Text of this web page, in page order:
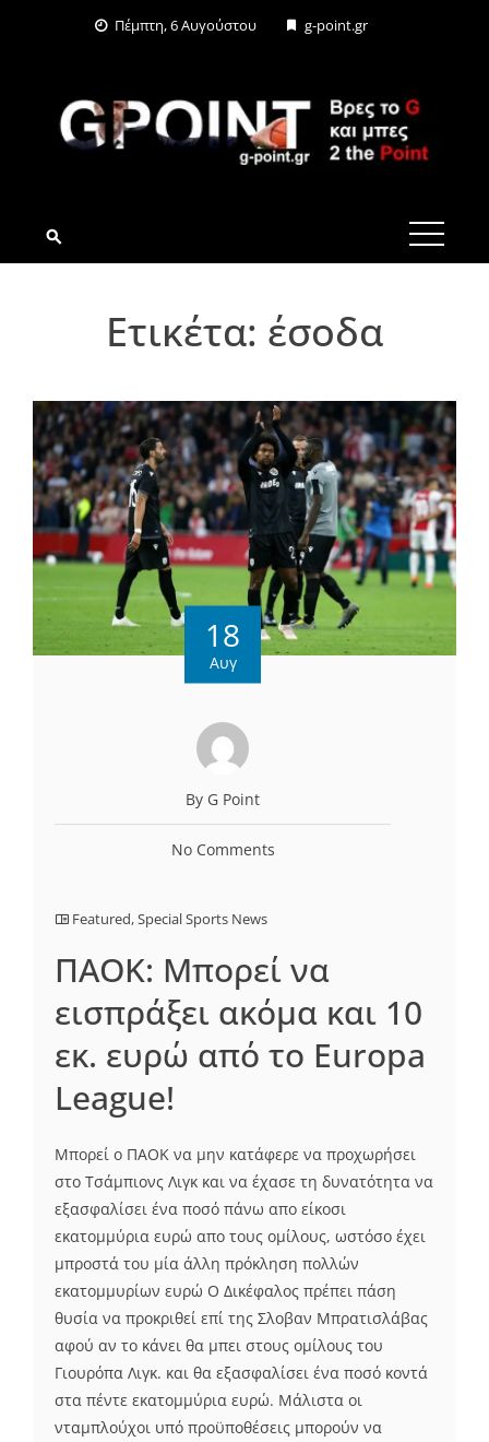
Πέμπτη, 6 Αυγούστου g-point.gr
G-POINT.GR
Ετικέτα: έσοδα
18
Αυγ
By G Point
No Comments
Featured,Special Sports News
ΠΑΟΚ: Μπορεί να
εισπράξει ακόμα και 10
εκ. ευρώ από το Europa
League!
Μπορεί ο ΠΑΟΚ να μην κατάφερε να προχωρήσει
στο Τσάμπιονς Λιγκ και να έχασε τη δυνατότητα να
εξασφαλίσει ένα ποσό πάνω απο είκοσι
εκατομμύρια ευρώ απο τους ομίλους, ωστόσο έχει
μπροστά του μία άλλη πρόκληση πολλών
εκατομμυρίων ευρώ Ο Δικέφαλος πρέπει πάση
θυσία να προκριθεί επί της Σλοβαν Μπρατισλάβας
αφού αν το κάνει θα μπει στους ομίλους του
Γιουρόπα Λιγκ. και θα εξασφαλίσει ένα ποσό κοντά
στα πέντε εκατομμύρια ευρώ. Μάλιστα οι
νταμπλούχοι υπό προϋποθέσεις μπορούν να